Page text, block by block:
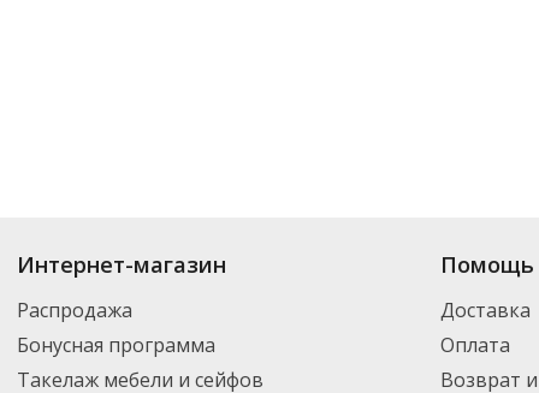
Купить
. В ассортименте интернет-
нужный товар и добавить его в корзину для дальнейшего
транспортной компанией DPD. Для постоянных клиентов - скидка,
Интернет-магазин
Распродажа
Бонусная программа
Такелаж мебели и сейфов
Помощь
Доставка
Оплата
Возврат